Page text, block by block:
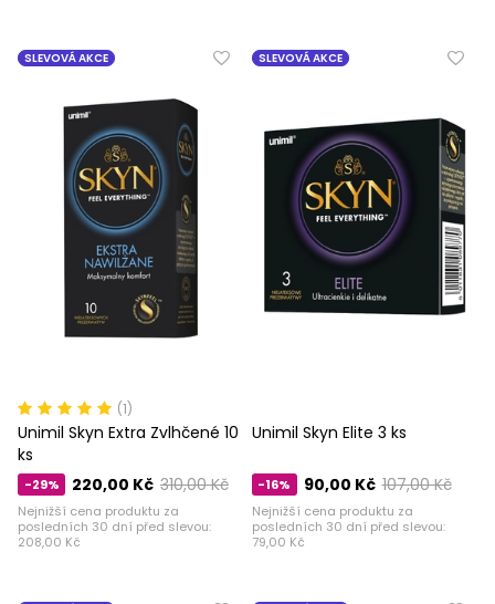
SLEVOVÁ AKCE
(1)
Unimil Skyn ​​​​Extra Zvlhčené 10
ks
-29% 310,00 Kč
220,00 Kč
Nejnižší cena produktu za
posledních 30 dní před slevou:
208,00 Kč
SLEVOVÁ AKCE
Unimil Skyn ​​​​Elite 3 ks
-16% 107,00 Kč
90,00 Kč
Nejnižší cena produktu za
posledních 30 dní před slevou:
79,00 Kč